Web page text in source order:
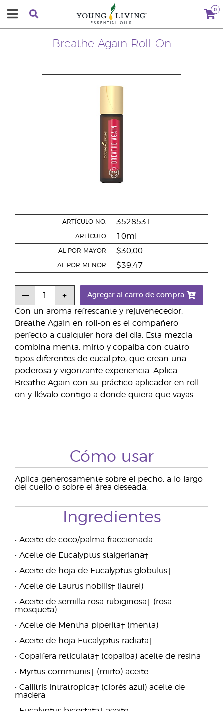
0
Breathe Again Roll-On
Con un aroma refrescante y rejuvenecedor,
Breathe Again en roll-on es el compañero
perfecto a cualquier hora del día. Esta mezcla
combina menta, mirto y copaiba con cuatro
tipos diferentes de eucalipto, que crean una
poderosa y vigorizante experiencia. Aplica
Breathe Again con su práctico aplicador en roll-
on y llévalo contigo a donde quiera que vayas.
ARTÍCULO NO. 3528531
ARTÍCULO 10ml
AL POR MAYOR $30,00
AL POR MENOR $39,47
Agregar al carro de compra
Cómo usar
Aplica generosamente sobre el pecho, a lo largo
del cuello o sobre el área deseada.
Ingredientes
• Aceite de coco/palma fraccionada
• Aceite de Eucalyptus staigeriana†
• Aceite de hoja de Eucalyptus globulus†
• Aceite de Laurus nobilis† (laurel)
• Aceite de semilla rosa rubiginosa† (rosa
mosqueta)
• Aceite de Mentha piperita† (menta)
• Aceite de hoja Eucalyptus radiata†
• Copaifera reticulata† (copaiba) aceite de resina
• Myrtus communis† (mirto) aceite
• Callitris intratropica† (ciprés azul) aceite de
madera